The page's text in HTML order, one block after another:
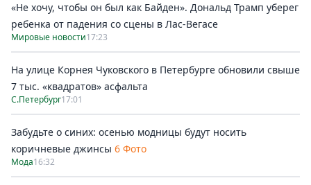
«Не хочу, чтобы он был как Байден». Дональд Трамп уберег
ребенка от падения со сцены в Лас-Вегасе
Мировые новости17:23
На улице Корнея Чуковского в Петербурге обновили свыше
7 тыс. «квадратов» асфальта
С.Петербург17:01
Забудьте о синих: осенью модницы будут носить
коричневые джинсы 6 Фото
Мода16:32